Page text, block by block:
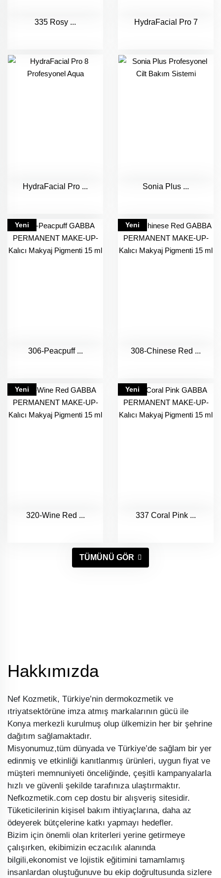
335 Rosy ... HydraFacial Pro 7
HydraFacial Pro ... Sonia Plus ...
Yeni
306-Peacpuff ...
Yeni
308-Chinese Red ...
Yeni
320-Wine Red ...
Yeni
337 Coral Pink ...
TÜMÜNÜ GÖR
Hakkımızda
Nef Kozmetik, Türkiye’nin dermokozmetik ve
ıtriyatsektörüne imza atmış markalarının gücü ile
Konya merkezli kurulmuş olup ülkemizin her bir şehrine
dağıtım sağlamaktadır.
Misyonumuz,tüm dünyada ve Türkiye’de sağlam bir yer
edinmiş ve etkinliği kanıtlanmış ürünleri, uygun fiyat ve
müşteri memnuniyeti önceliğinde, çeşitli kampanyalarla
hızlı ve güvenli şekilde tarafınıza ulaştırmaktır.
Nefkozmetik.com cep dostu bir alışveriş sitesidir.
Tüketicilerinin kişisel bakım ihtiyaçlarına, daha az
ödeyerek bütçelerine katkı yapmayı hedefler.
Bizim için önemli olan kriterleri yerine getirmeye
çalışırken, ekibimizin eczacılık alanında
bilgili,ekonomist ve lojistik eğitimini tamamlamış
insanlardan oluştuğunuve bu ekip doğrultusunda sizlere